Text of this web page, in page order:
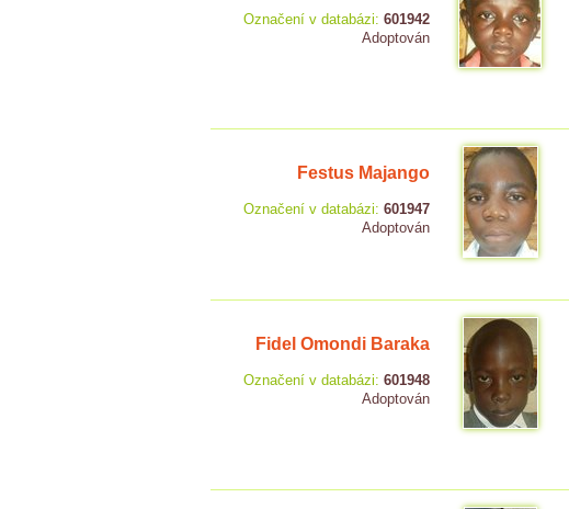
Označení v databázi: 601942
Adoptován
Festus Majango
Označení v databázi: 601947
Adoptován
Fidel Omondi Baraka
Označení v databázi: 601948
Adoptován